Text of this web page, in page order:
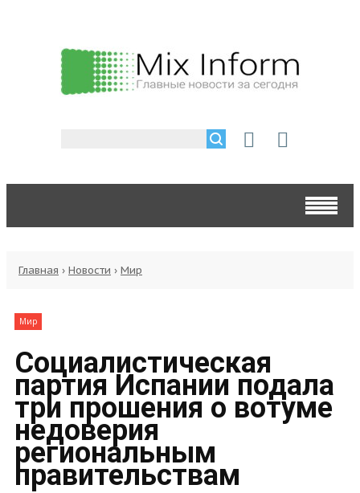
Главная › Новости › Мир
Мир
Социалистическая
партия Испании подала
три прошения о вотуме
недоверия
региональным
правительствам